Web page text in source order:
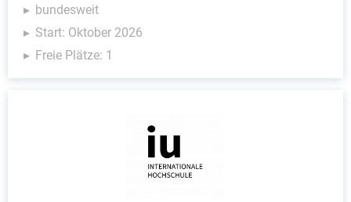
bundesweit
Start: Oktober 2026
Freie Plätze: 1